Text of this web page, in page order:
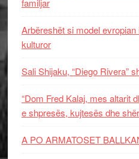
Arbëreshët si model
kulturor
Sali Shijaku, “Diego Rivera”
“Dom Fred Kalaj, mes altarit
e shpresës, kujtesës dhe
A PO ARMATOSET